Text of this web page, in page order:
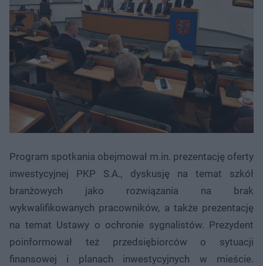
Program spotkania obejmował m.in. prezentację oferty
inwestycyjnej PKP S.A., dyskusję na temat szkół
branżowych jako rozwiązania na brak
wykwalifikowanych pracowników, a także prezentację
na temat Ustawy o ochronie sygnalistów. Prezydent
poinformował też przedsiębiorców o sytuacji
finansowej i planach inwestycyjnych w mieście.